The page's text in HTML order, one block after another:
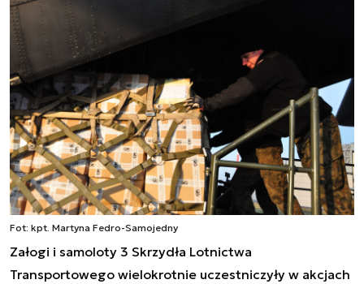
Fot: kpt. Martyna Fedro-Samojedny
Załogi i samoloty 3 Skrzydła Lotnictwa
Transportowego wielokrotnie uczestniczyły w akcjach